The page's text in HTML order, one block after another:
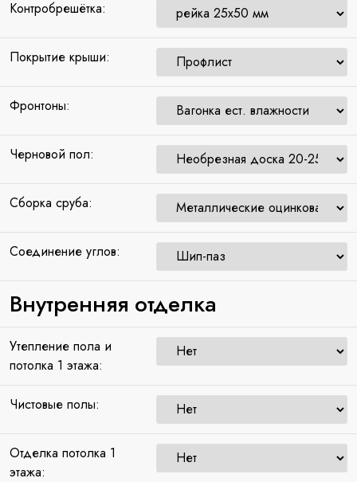
Контробрешётка:
Покрытие крыши:
Фронтоны:
Черновой пол:
Сборка сруба:
Соединение углов:
Внутренняя отделка
Утепление пола и
потолка 1 этажа:
Чистовые полы:
Отделка потолка 1
этажа: